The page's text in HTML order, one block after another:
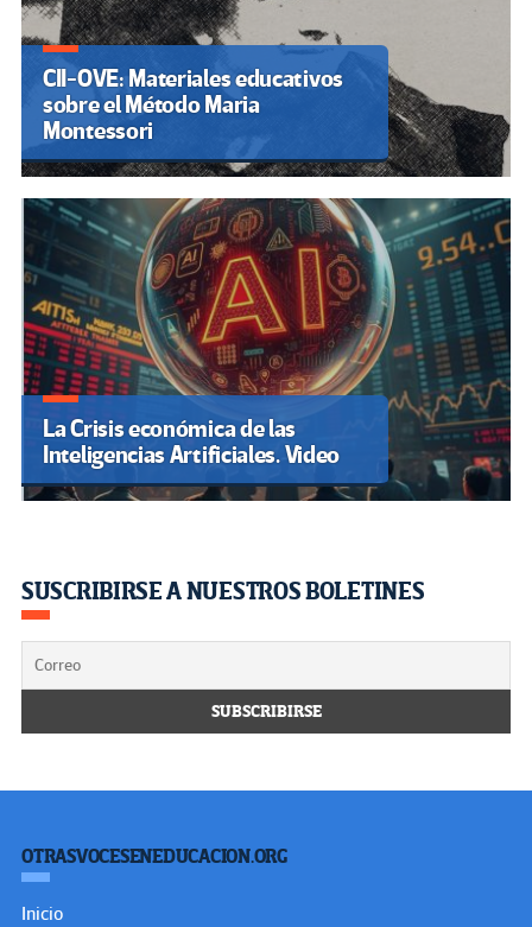
CII-OVE: Materiales educativos
sobre el Método Maria
Montessori
La Crisis económica de las
Inteligencias Artificiales. Video
SUSCRIBIRSE A NUESTROS BOLETINES
OTRASVOCESENEDUCACION.ORG
Inicio